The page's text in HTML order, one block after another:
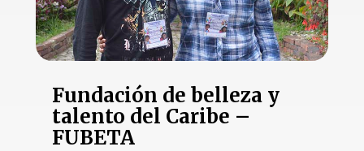
Fundación de belleza y
talento del Caribe –
FUBETA